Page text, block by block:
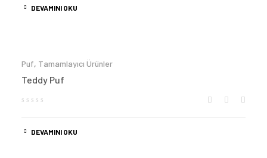
DEVAMINI OKU
Puf, Tamamlayıcı Ürünler
Teddy Puf
DEVAMINI OKU